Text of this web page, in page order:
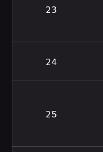
23
24
25